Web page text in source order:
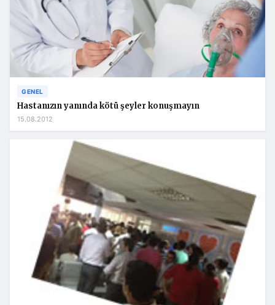
GENEL
Hastanızın yanında kötü şeyler konuşmayın
15.08.2012